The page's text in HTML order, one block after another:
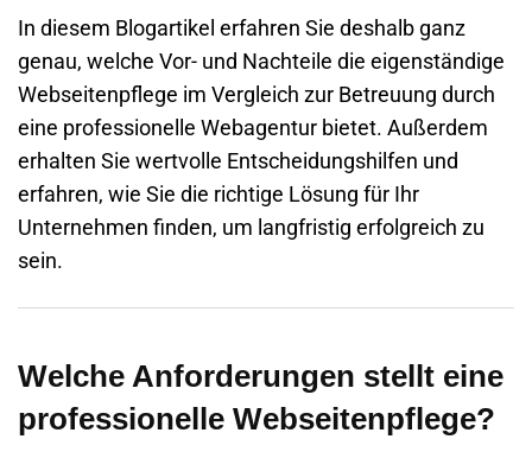
In diesem Blogartikel erfahren Sie deshalb ganz
genau, welche Vor- und Nachteile die eigenständige
Webseitenpflege im Vergleich zur Betreuung durch
eine professionelle Webagentur bietet. Außerdem
erhalten Sie wertvolle Entscheidungshilfen und
erfahren, wie Sie die richtige Lösung für Ihr
Unternehmen finden, um langfristig erfolgreich zu
sein.
Welche Anforderungen stellt eine
professionelle Webseitenpflege?